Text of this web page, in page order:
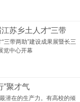
苏乡土人才“三带
三带两助”建设成果展暨长三
览中心开幕
”聚才气
潜在的生产力。有高校的倾